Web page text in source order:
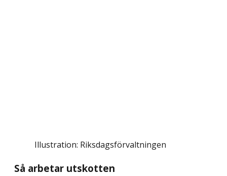
Illustration: Riksdagsförvaltningen
Så arbetar utskotten